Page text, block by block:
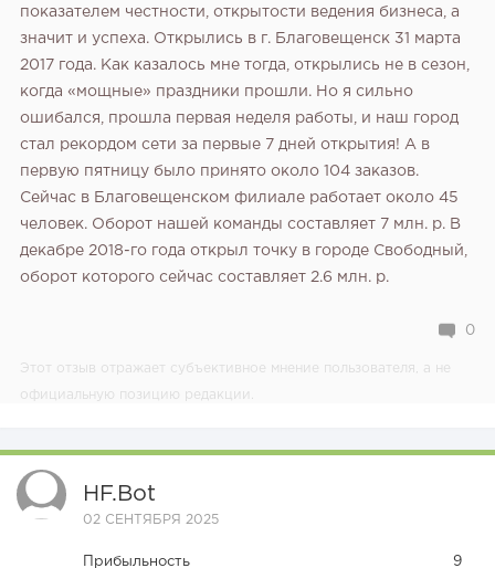
показателем честности, открытости ведения бизнеса, а
значит и успеха. Открылись в г. Благовещенск 31 марта
2017 года. Как казалось мне тогда, открылись не в сезон,
когда «мощные» праздники прошли. Но я сильно
ошибался, прошла первая неделя работы, и наш город
стал рекордом сети за первые 7 дней открытия! А в
первую пятницу было принято около 104 заказов.
Сейчас в Благовещенском филиале работает около 45
человек. Оборот нашей команды составляет 7 млн. р. В
декабре 2018-го года открыл точку в городе Свободный,
оборот которого сейчас составляет 2.6 млн. р.
0
Этот отзыв отражает субъективное мнение пользователя, а не
официальную позицию редакции.
HF.bot
02 СЕНТЯБРЯ 2025
Прибыльность 9